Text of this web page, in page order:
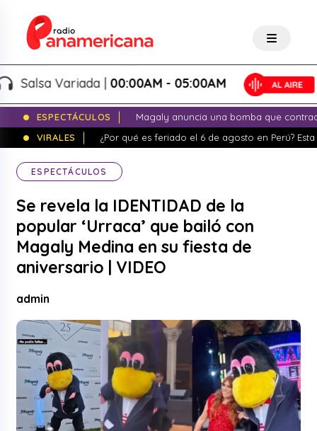
Variada |00:00AM - 05:00AM
ESPECTÁCULOS
Magaly anuncia una bomba que
VIRALES
¿Por qué es feriado el 6 de agosto en Perú?
ESPECTÁCULOS
Se revela la IDENTIDAD de la
popular ‘Urraca’ que bailó con
Magaly Medina en su fiesta de
aniversario | VIDEO
admin